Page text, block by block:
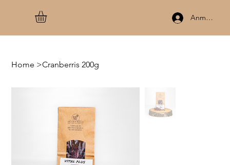
Anmelden
Home >Cranberris 200g